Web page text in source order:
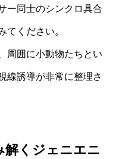
ー同士のシンクロ具合
てください。
周囲に小動物たちとい
線誘導が非常に整理さ
解くジェニエニ